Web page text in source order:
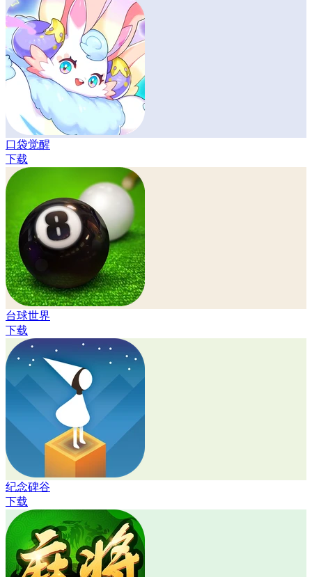
口袋觉醒
下载
台球世界
下载
纪念碑谷
下载